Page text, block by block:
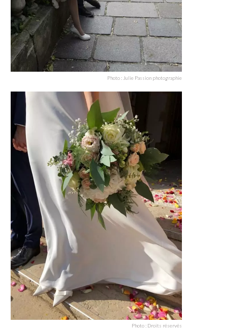
Photo : Julie Passion photographie
Photo : Droits réservés